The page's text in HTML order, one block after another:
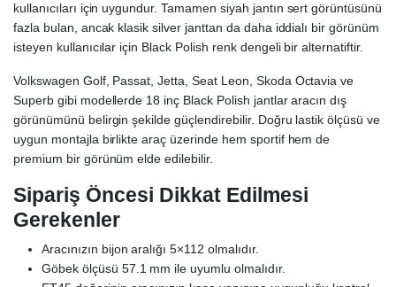
kullanıcıları için uygundur. Tamamen siyah jantın sert görüntüsünü
fazla bulan, ancak klasik silver janttan da daha iddialı bir görünüm
isteyen kullanıcılar için Black Polish renk dengeli bir alternatiftir.
Volkswagen Golf, Passat, Jetta, Seat Leon, Skoda Octavia ve
Superb gibi modellerde 18 inç Black Polish jantlar aracın dış
görünümünü belirgin şekilde güçlendirebilir. Doğru lastik ölçüsü ve
uygun montajla birlikte araç üzerinde hem sportif hem de
premium bir görünüm elde edilebilir.
Sipariş Öncesi Dikkat Edilmesi
Gerekenler
Aracınızın bijon aralığı 5×112 olmalıdır.
Göbek ölçüsü 57.1 mm ile uyumlu olmalıdır.